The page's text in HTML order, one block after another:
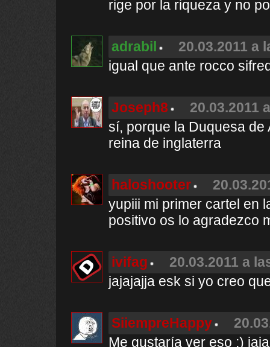
rige por la riqueza y no
adrabil
20.03.2011 a
igual que ante rocco
Joseph8
20.03.2011
sí, porque la Duquesa de
reina de inglaterra
haloshooter
yupiii mi primer cartel en
positivo os lo agradezco
ivifag
20.03.2011 a
jajajajja esk si yo creo
SiiempreHappy
Me gustaría ver eso ;)